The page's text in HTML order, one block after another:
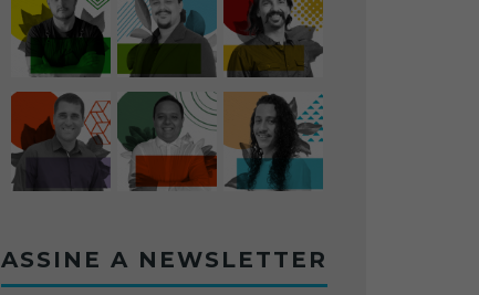
ASSINE A NEWSLETTER